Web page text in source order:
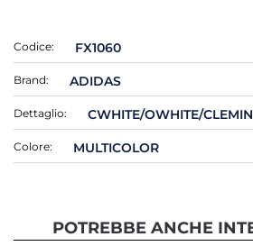
Codice: FX1060
Brand: ADIDAS
Dettaglio: CWHITE/OWHITE/CLEMIN
Colore: MULTICOLOR
POTREBBE ANCHE